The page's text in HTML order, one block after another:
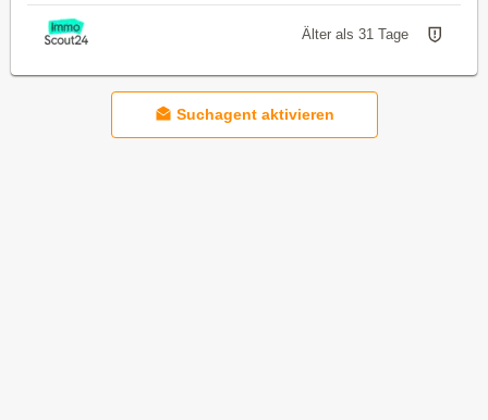
Älter als 31 Tage
Suchagent aktivieren